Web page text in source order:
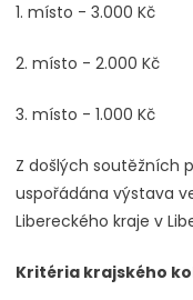
1. místo - 3.000 Kč
2. místo - 2.000 Kč
3. místo - 1.000 Kč
Z došlých soutěžních
uspořádána výstava
Libereckého kraje v
Kritéria krajského